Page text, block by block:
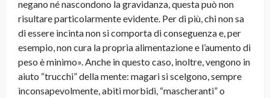
negano né nascondono la gravidanza, questa può non
risultare particolarmente evidente. Per di più, chi non sa
di essere incinta non si comporta di conseguenza e, per
esempio, non cura la propria alimentazione e l’aumento di
peso è minimo». Anche in questo caso, inoltre, vengono in
aiuto “trucchi” della mente: magari si scelgono, sempre
inconsapevolmente, abiti morbidi, “mascheranti” o